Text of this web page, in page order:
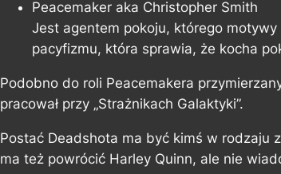
Peacemaker aka Christopher Smith
Jest agentem pokoju, którego
pacyfizmu, która sprawia, że kocha
Podobno do roli Peacemakera
pracował przy „Strażnikach Galaktyki”.
Postać Deadshota ma być kimś w rodzaju
ma też powrócić Harley Quinn, ale nie